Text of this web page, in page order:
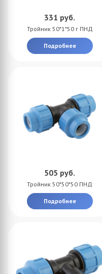
331 руб.
Тройник 50*1*50 г ПНД
Подробнее
505 руб.
Тройник 50*50*50 ПНД
Подробнее